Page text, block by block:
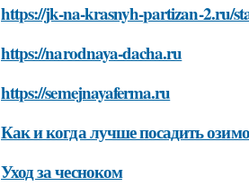
https://jk-na-krasnyh-partizan-2.ru/
https://narodnaya-dacha.ru
https://semejnayaferma.ru
Как и когда лучше посадить
Уход за чесноком